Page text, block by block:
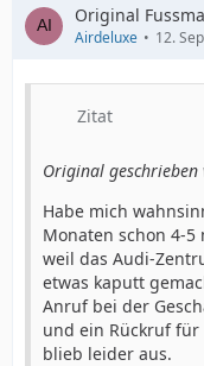
Original
Airdeluxe 12.
Zitat
Original
Habe mich
Monaten schon 4-
weil das Audi-
etwas kaputt
Anruf bei der
und ein Rückruf
blieb leider aus.